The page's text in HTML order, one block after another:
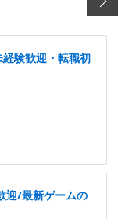
験歓迎・転職初
迎/最新ゲームの